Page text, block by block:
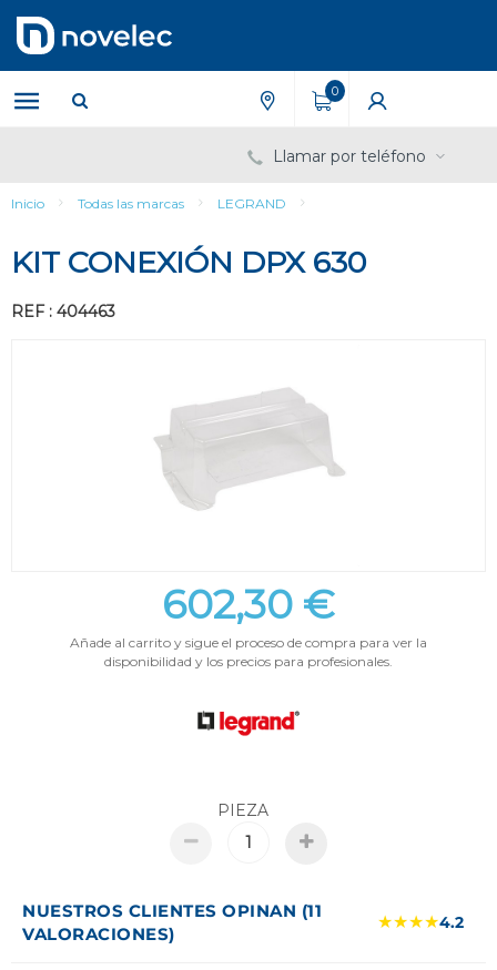
contenido
menú
de
navegación
0
Llamar por teléfono
Inicio Todas las marcas LEGRAND
KIT CONEXIÓN DPX 630
REF : 404463
602,30 €
Añade al carrito y sigue el proceso de compra para ver la
disponibilidad y los precios para profesionales.
PIEZA
NUESTROS CLIENTES OPINAN (11
VALORACIONES)
★★★★4.2